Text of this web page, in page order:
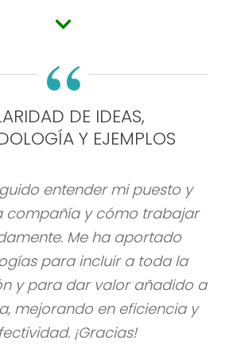
“DE IDEAS,
Y EJEMPLOS
entender mi puesto y
compañía y cómo trabajar
Me ha aportado
para incluir a toda la
y para dar valor añadido a
mejorando en eficiencia y
¡Gracias!